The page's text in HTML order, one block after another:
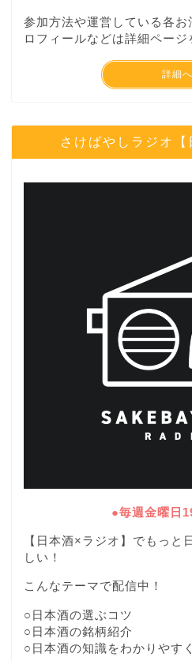
参加方法や運営している各
ロフィールなどは詳細ページ
詳細へ
さけばやしラジオ【
●毎週金曜日
【日本酒×ラジオ】でもっと
しい！
こんなテーマで配信中！
○日本酒の選ぶコツ
○日本酒の銘柄紹介
○日本酒の知識をわかりやす